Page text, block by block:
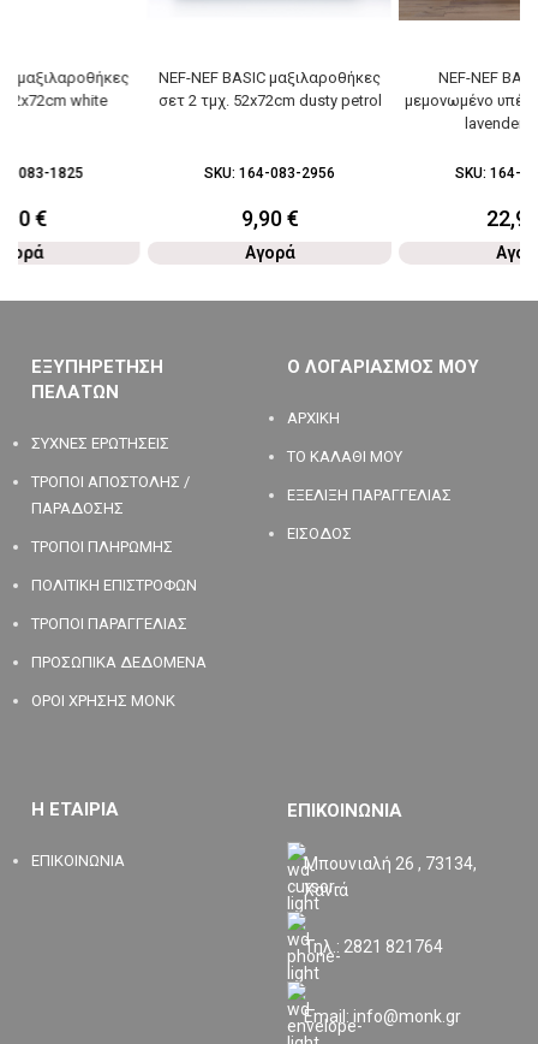
μαξιλαροθήκες
52x72cm white
083-1825
€
NEF-NEF BASIC μαξιλαροθήκες
σετ 2 τμχ. 52x72cm dusty petrol
SKU: 164-083-2956
9,90€
Αγορά
NEF-NEF
μεμονωμένο
lavender
SKU: 164-
ΕΞΥΠΗΡΕΤΗΣΗ
ΠΕΛΑΤΩΝ
ΣΥΧΝΕΣ ΕΡΩΤΗΣΕΙΣ
ΤΡΟΠΟΙ ΑΠΟΣΤΟΛΗΣ /
ΠΑΡΑΔΟΣΗΣ
ΤΡΟΠΟΙ ΠΛΗΡΩΜΗΣ
ΠΟΛΙΤΙΚΗ ΕΠΙΣΤΡΟΦΩΝ
ΤΡΟΠΟΙ ΠΑΡΑΓΓΕΛΙΑΣ
ΠΡΟΣΩΠΙΚΑ ΔΕΔΟΜΕΝΑ
ΟΡΟΙ ΧΡΗΣΗΣ MONK
Ο ΛΟΓΑΡΙΑΣΜΟΣ ΜΟΥ
ΑΡΧΙΚΗ
ΤΟ ΚΑΛΑΘΙ ΜΟΥ
ΕΞΕΛΙΞΗ ΠΑΡΑΓΓΕΛΙΑΣ
ΕΙΣΟΔΟΣ
Η ΕΤΑΙΡΙΑ
ΕΠΙΚΟΙΝΩΝΙΑ
ΕΠΙΚΟΙΝΩΝΙΑ
Μπουνιαλή 26 , 73134,
Χανιά
Τηλ.: 2821 821764
Email: info@monk.gr